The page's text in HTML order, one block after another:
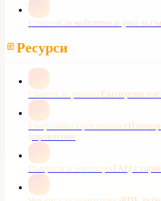
СпалняСпокойствие и уют за
Ресурси
Съвети за ремонтЕкспертни
Енергийна ефективност
управление
Въпроси и отговориFAQ с